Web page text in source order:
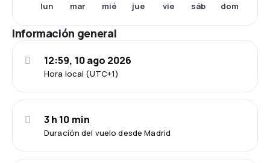
lun mar mié jue vie sáb dom
Información general
Hora local (UTC+1)
12:59, 10 ago 2026
Duración del vuelo desde Madrid
3 h 10 min